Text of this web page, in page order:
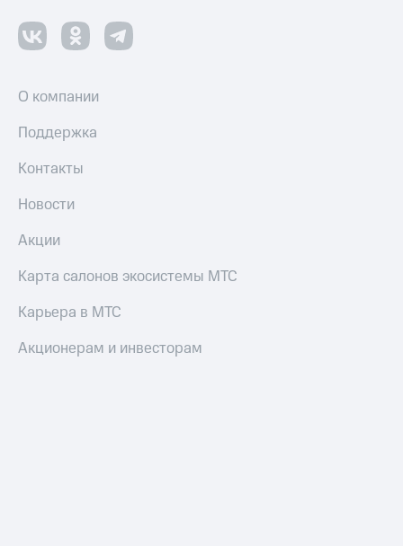
О компании
Поддержка
Контакты
Новости
Акции
Карта салонов экосистемы МТС
Карьера в МТС
Акционерам и инвесторам